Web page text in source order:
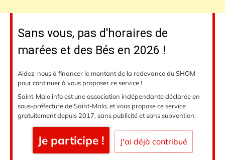
Sans vous, pas d'horaires de
marées et des Bés en 2026 !
Aidez-nous à financer le montant de la redevance du SHOM
pour continuer à vous proposer ce service !
Saint-Malo info est une association indépendante déclarée en
sous-préfecture de Saint-Malo, et vous propose ce service
gratuitement depuis 2017, sans publicité et sans subvention.
Je participe ! J'ai déjà contribué